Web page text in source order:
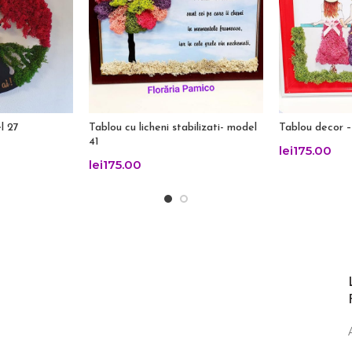
27
Tablou cu licheni stabilizati- model
41
lei175.00
Tablou decor
lei175.00